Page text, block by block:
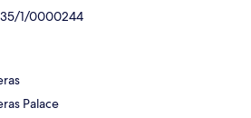
1/0000244
Palace